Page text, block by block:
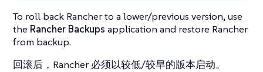
To roll back Rancher to a lower/previous version, use
the Rancher Backups application and restore Rancher
from backup.
回滚后，Rancher 必须以较低/较早的版本启动。